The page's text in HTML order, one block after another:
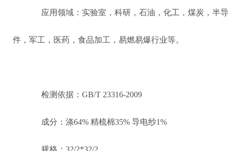
应用领域：实验室，科研，石油，化工，煤炭，半
件，军工，医药，食品加工，易燃易爆行业等。
检测依据：GB/T 23316-2009
成分：涤64% 精梳棉35% 导电纱1%
规格：32/2*32/2